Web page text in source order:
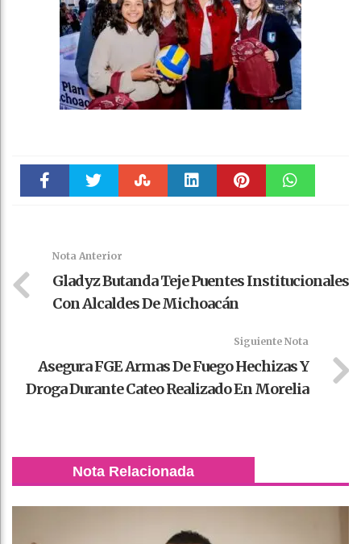
Nota Anterior
Gladyz Butanda Teje Puentes Institucionales
Con Alcaldes De Michoacán
Siguiente Nota
Asegura FGE Armas De Fuego Hechizas Y
Droga Durante Cateo Realizado En Morelia
Nota Relacionada